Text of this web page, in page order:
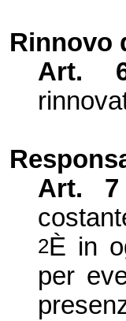
Rinnovo
Art.
Art. 7
2È in
per